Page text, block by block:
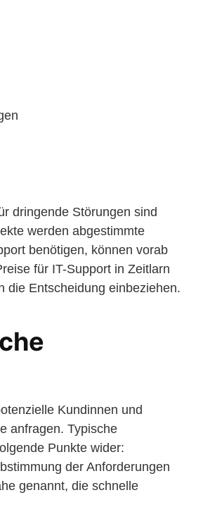
dringende Störungen sind
werden abgestimmte
benötigen, können vorab
für IT-Support in Zeitlarn
die Entscheidung einbeziehen.
Kundinnen und
anfragen. Typische
Punkte wider:
der Anforderungen
genannt, die schnelle